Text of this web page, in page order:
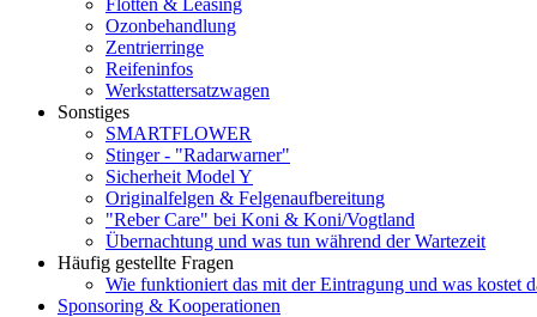
Flotten & Leasing
Ozonbehandlung
Zentrierringe
Reifeninfos
Werkstattersatzwagen
Sonstiges
SMARTFLOWER
Stinger - "Radarwarner"
Sicherheit Model Y
Originalfelgen & Felgenaufbereitung
"Reber Care" bei Koni & Koni/Vogtland
Übernachtung und was tun während der Wartezeit
Häufig gestellte Fragen
Wie funktioniert das mit der Eintragung und was kostet
Sponsoring & Kooperationen